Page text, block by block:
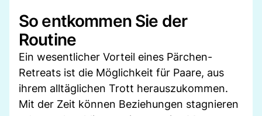
So entkommen Sie der
Routine
Ein wesentlicher Vorteil eines Pärchen-
Retreats ist die Möglichkeit für Paare, aus
ihrem alltäglichen Trott herauszukommen.
Mit der Zeit können Beziehungen stagnieren